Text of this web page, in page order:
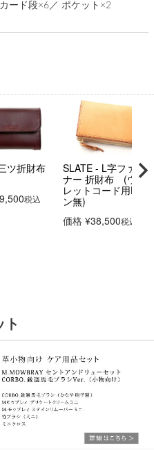
ード段×6／ ポケット×2
ツ折財布
税込
SLATE - L字ファス
ナー 折財布 (ウォ
レットコード用Dカ
ン無)
価格 ¥38,500税込